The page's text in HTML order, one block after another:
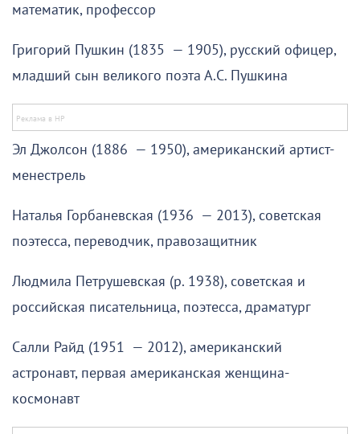
математик, профессор
Григорий Пушкин (1835 — 1905), русский офицер,
младший сын великого поэта А.С. Пушкина
Эл Джолсон (1886 — 1950), американский артист-
менестрель
Наталья Горбаневская (1936 — 2013), советская
поэтесса, переводчик, правозащитник
Людмила Петрушевская (р. 1938), советская и
российская писательница, поэтесса, драматург
Салли Райд (1951 — 2012), американский
астронавт, первая американская женщина-
космонавт